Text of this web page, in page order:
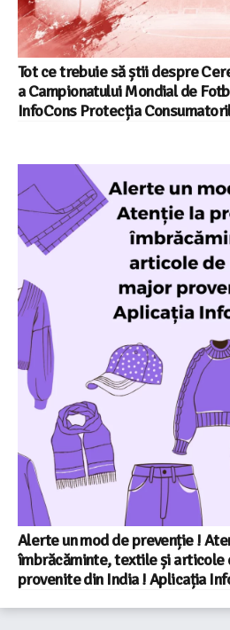
Tot ce trebuie să știi despre
a Campionatului Mondial de
InfoCons Protecția
Alerte un mod de prevenție !
îmbrăcăminte, textile și articole
provenite din India ! Aplicația